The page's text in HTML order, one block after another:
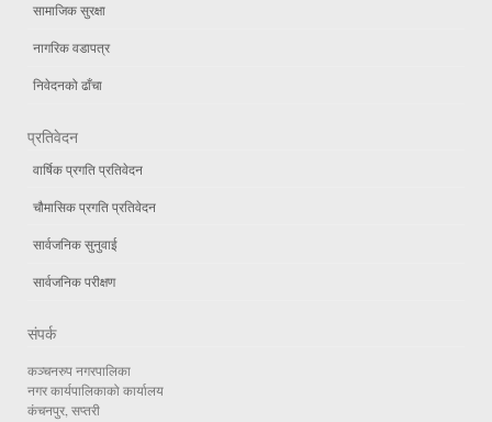
सामाजिक सुरक्षा
नागरिक वडापत्र
निवेदनको ढाँचा
प्रतिवेदन
वार्षिक प्रगति प्रतिवेदन
चौमासिक प्रगति प्रतिवेदन
सार्वजनिक सुनुवाई
सार्वजनिक परीक्षण
संपर्क
कञ्चनरुप नगरपालिका
नगर कार्यपालिकाको कार्यालय
कंचनपुर, सप्तरी